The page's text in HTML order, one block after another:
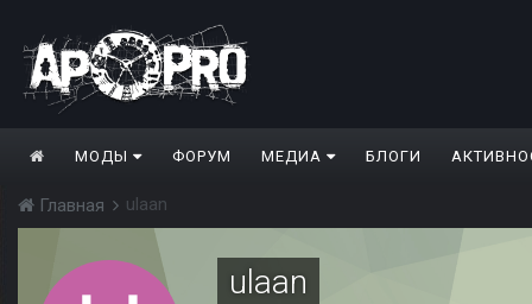
МОДЫ ФОРУМ МЕДИА БЛОГИ
Главная ulaan
ulaan